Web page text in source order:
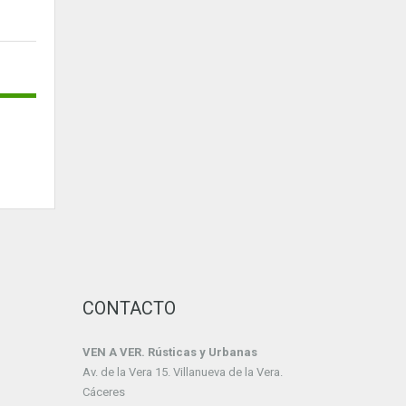
CONTACTO
VEN A VER. Rústicas y Urbanas
Av. de la Vera 15. Villanueva de la Vera.
Cáceres